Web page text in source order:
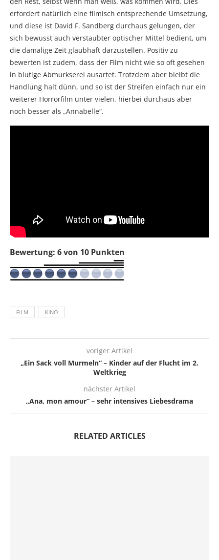
erfordert natürlich eine filmisch entsprechende Umsetzung,
und diese ist David F. Sandberg durchaus gelungen, der
sich bewusst auch verstaubter optischer Mittel bedient, um
die damalige Zeit glaubhaft darzustellen. Positiv zu
bewerten ist zudem, dass der Film nicht wie so oft gesehen
in blutige Abmurkserei ausartet. Trotzdem aber bleibt die
Handlung halt dünn, und so ist der Streifen einfach nur ein
weiterer Horrorfilm unter vielen, hierbei durchaus aber
noch besser als „Annabelle“.
Bewertung: 6 von 10 Punkten
FILM KINO
voriger Artikel
„Ein Sack voll Murmeln“ – Kinder auf der Flucht im 2.
Weltkrieg
nächster Artikel
„Ana, mon amour“ – sehr intensives Liebesdrama
RELATED ARTICLES